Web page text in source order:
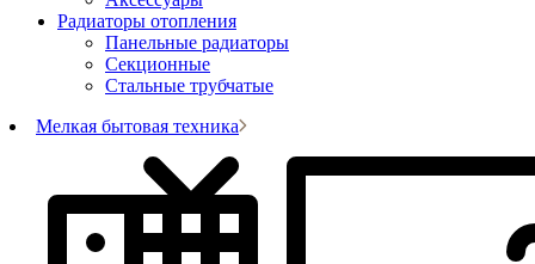
Радиаторы отопления
Панельные радиаторы
Секционные
Стальные трубчатые
Мелкая бытовая техника